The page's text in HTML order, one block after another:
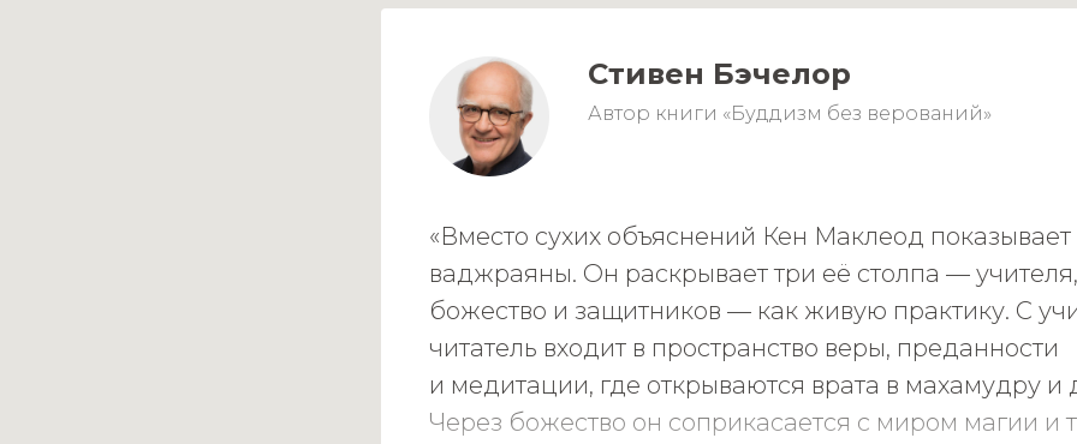
Стивен Бэчелор
Автор книги «Буддизм без верований»
«Вместо сухих объяснений Кен Маклеод показывает
ваджраяны. Он раскрывает три её столпа — учителя,
божество и защитников — как живую практику. С
читатель входит в пространство веры, преданности
и медитации, где открываются врата в махамудру и
Через божество он соприкасается с миром магии и